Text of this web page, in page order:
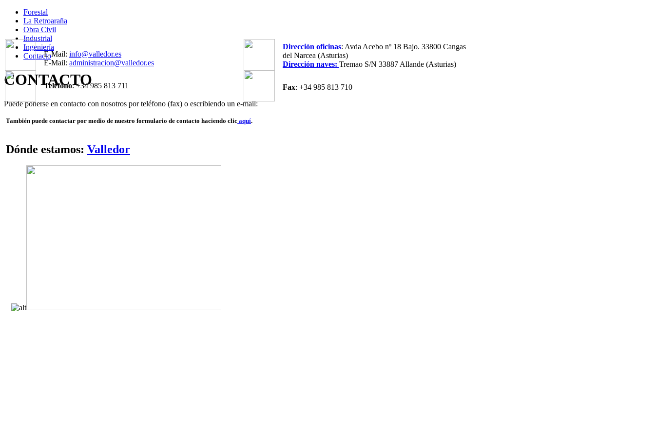
Forestal
La Retroaraña
Obra Civil
Industrial
Ingeniería
Contacto
CONTACTO
Puede ponerse en contacto con nosotros por teléfono (fax) o escribiendo un e-mail:
E-Mail: info@valledor.es
E-Mail: administracion@valledor.es
Teléfono: +34 985 813 711
Dirección oficinas: Avda Acebo nº 18 Bajo. 33800 Cangas
del Narcea (Asturias)
Dirección naves: Tremao S/N 33887 Allande (Asturias)
Fax: +34 985 813 710
También puede contactar por medio de nuestro formulario de contacto haciendo clic aquí.
Dónde estamos: Valledor